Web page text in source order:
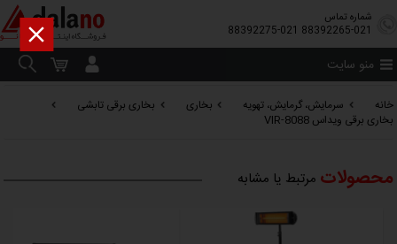
شماره تماس
88392265-021
88392275-021
منو سایت
خانه سرمایش، گرمایش، تهویه بخاری
بخاری برقی تابشی
بخاری برقی ویداس VIR-8088
محصولات مرتبط یا مشابه
